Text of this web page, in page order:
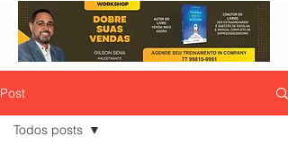
Post
Todos posts